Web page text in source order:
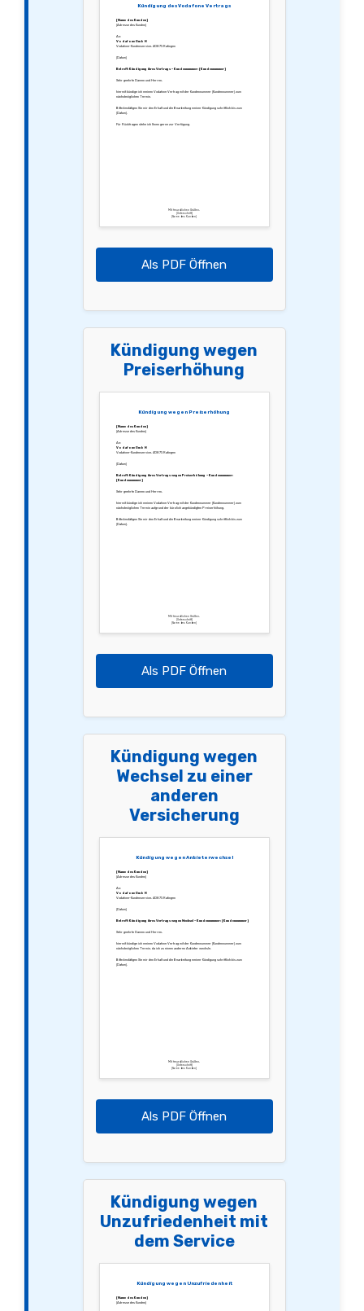
Kündigung des Vodafone Vertrags
[Name des Kunden]
[Adresse des Kunden]
An:
Vodafone GmbH
Vodafone-Kundenservice, 40875 Ratingen
[Datum]
Betreff: Kündigung ihres Vertrags – Kundennummer: [Kundennummer]
Sehr geehrte Damen und Herren,
hiermit kündige ich meinen Vodafone Vertrag mit der Kundennummer [Kundennummer] zum
nächstmöglichen Termin.
Bitte bestätigen Sie mir den Erhalt und die Bearbeitung meiner Kündigung schriftlich bis zum
[Datum].
Für Rückfragen stehe ich Ihnen gerne zur Verfügung.
Mit freundlichen Grüßen,
[Unterschrift]
[Name des Kunden]
Als PDF Öffnen
Kündigung wegen
Preiserhöhung
Kündigung wegen Preiserhöhung
[Name des Kunden]
[Adresse des Kunden]
An:
Vodafone GmbH
Vodafone-Kundenservice, 40875 Ratingen
[Datum]
Betreff: Kündigung ihres Vertrags wegen Preiserhöhung – Kundennummer:
[Kundennummer]
Sehr geehrte Damen und Herren,
hiermit kündige ich meinen Vodafone Vertrag mit der Kundennummer [Kundennummer] zum
nächstmöglichen Termin aufgrund der kürzlich angekündigten Preiserhöhung.
Bitte bestätigen Sie mir den Erhalt und die Bearbeitung meiner Kündigung schriftlich bis zum
[Datum].
Mit freundlichen Grüßen,
[Unterschrift]
[Name des Kunden]
Als PDF Öffnen
Kündigung wegen
Wechsel zu einer
anderen
Versicherung
Kündigung wegen Anbieterwechsel
[Name des Kunden]
[Adresse des Kunden]
An:
Vodafone GmbH
Vodafone-Kundenservice, 40875 Ratingen
[Datum]
Betreff: Kündigung ihres Vertrags wegen Wechsel – Kundennummer: [Kundennummer]
Sehr geehrte Damen und Herren,
hiermit kündige ich meinen Vodafone Vertrag mit der Kundennummer [Kundennummer] zum
nächstmöglichen Termin, da ich zu einem anderen Anbieter wechsle.
Bitte bestätigen Sie mir den Erhalt und die Bearbeitung meiner Kündigung schriftlich bis zum
[Datum].
Mit freundlichen Grüßen,
[Unterschrift]
[Name des Kunden]
Als PDF Öffnen
Kündigung wegen
Unzufriedenheit mit
dem Service
Kündigung wegen Unzufriedenheit
[Name des Kunden]
[Adresse des Kunden]